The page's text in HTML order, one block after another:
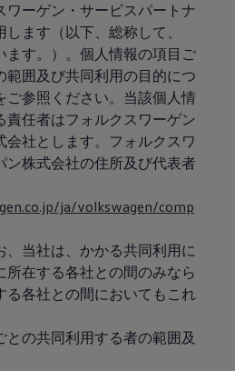
ワーゲン・サービスパートナ
ます（以下、総称して、
ます。）。個人情報の項目ご
範囲及び共同利用の目的につ
ご参照ください。当該個人情
責任者はフォルクスワーゲン
会社とします。フォルクスワ
ン株式会社の住所及び代表者
ja/volkswagen/comp
、当社は、かかる共同利用に
所在する各社との間のみなら
る各社との間においてもこれ
の共同利用する者の範囲及